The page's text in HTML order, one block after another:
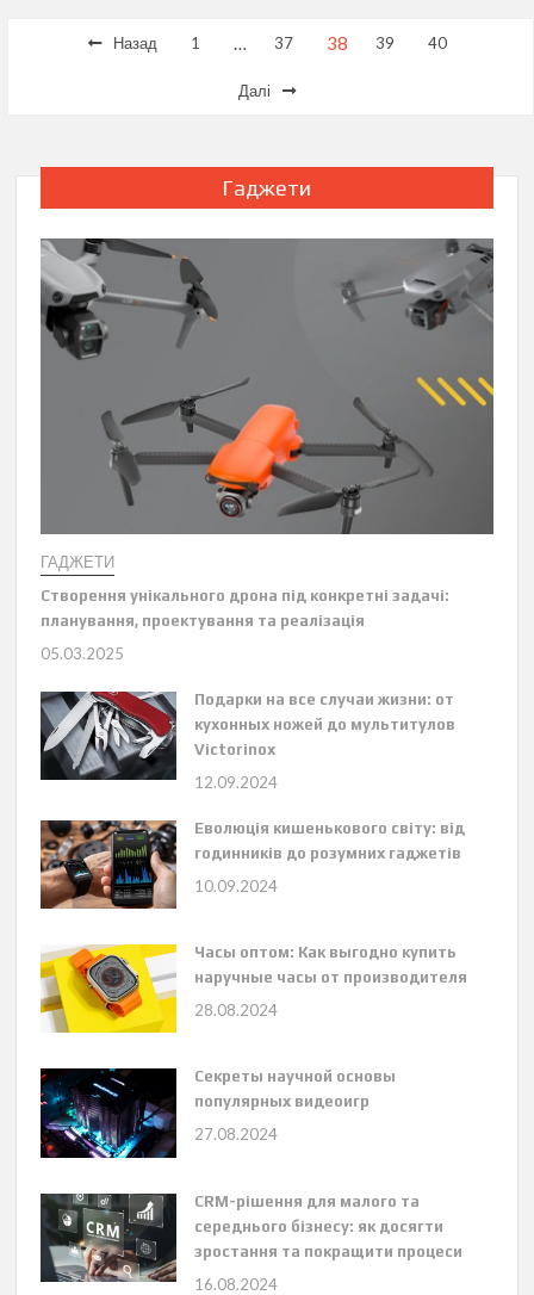
Пагінація
Назад 1 … 37 38 39 40
Далі
Гаджети
ГАДЖЕТИ
Створення унікального дрона під конкретні задачі:
планування, проектування та реалізація
05.03.2025
Подарки на все случаи жизни: от
кухонных ножей до мультитулов
Victorinox
12.09.2024
Еволюція кишенькового світу: від
годинників до розумних гаджетів
10.09.2024
Часы оптом: Как выгодно купить
наручные часы от производителя
28.08.2024
Секреты научной основы
популярных видеоигр
27.08.2024
CRM-рішення для малого та
середнього бізнесу: як досягти
зростання та покращити процеси
16.08.2024